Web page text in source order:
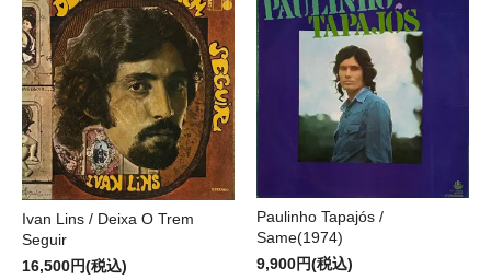
Ivan Lins / Deixa O Trem
Seguir
16,500円(税込)
Paulinho Tapajós /
Same(1974)
9,900円(税込)